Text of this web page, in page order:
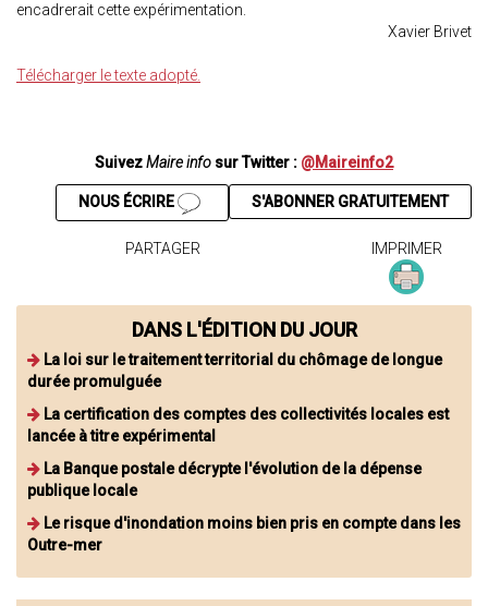
encadrerait cette expérimentation.
Xavier Brivet
Télécharger le texte adopté.
SuivezMaire info sur Twitter : @Maireinfo2
S'ABONNER GRATUITEMENT
NOUS ÉCRIRE
PARTAGER IMPRIMER
DANS L'ÉDITION DU JOUR
La loi sur le traitement territorial du chômage de longue
durée promulguée
La certification des comptes des collectivités locales est
lancée à titre expérimental
La Banque postale décrypte l'évolution de la dépense
publique locale
Le risque d'inondation moins bien pris en compte dans les
Outre-mer